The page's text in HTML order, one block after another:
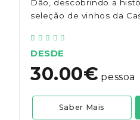
Dão, descobrindo a
seleção de vinhos da
DESDE
30.00€ pessoa
Saber Mais